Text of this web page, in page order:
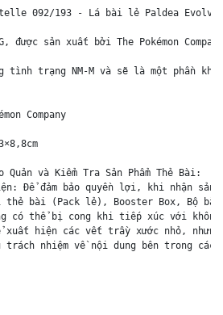
092/193 - Lá bài lẻ Paldea Evolved
được sản xuất bởi The Pokémon
tình trạng NM-M và sẽ là một phần
Company
Quản và Kiểm Tra Sản Phẩm Thẻ Bài:
Để đảm bảo quyền lợi, khi nhận
thẻ bài (Pack lẻ), Booster Box, Bộ
có thể bị cong khi tiếp xúc với
hiện các vết trầy xước nhỏ,
trách nhiệm về nội dung bên trong